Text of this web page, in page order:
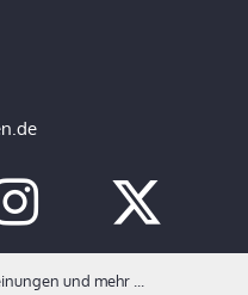
und mehr ...